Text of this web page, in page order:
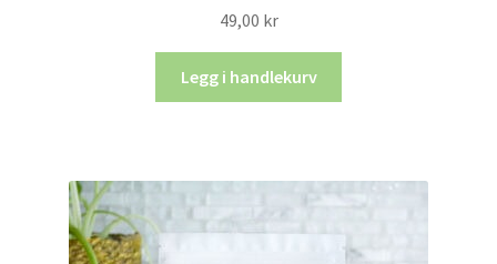
49,00 kr
Legg i handlekurv